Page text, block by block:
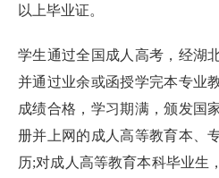
以上毕业证。
学生通过全国成人高考，经湖
并通过业余或函授学完本专业
成绩合格，学习期满，颁发国
册并上网的成人高等教育本、
历;对成人高等教育本科毕业生